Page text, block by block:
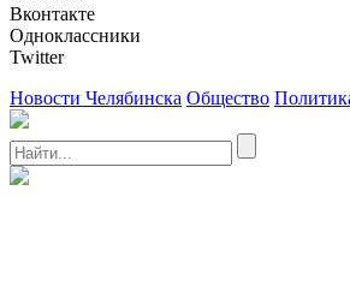
Вконтакте
Одноклассники
Twitter
Новости Челябинска Общество